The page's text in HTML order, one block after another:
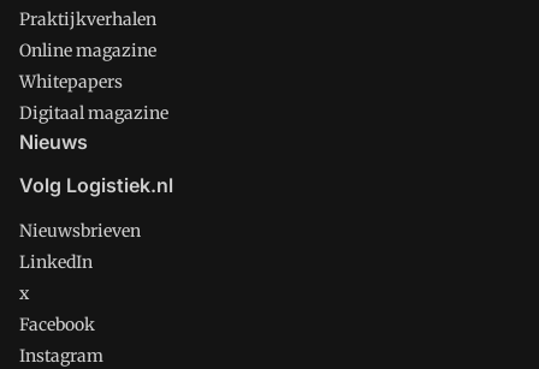
Praktijkverhalen
Online magazine
Whitepapers
Digitaal magazine
Nieuws
Volg Logistiek.nl
Nieuwsbrieven
LinkedIn
x
Facebook
Instagram